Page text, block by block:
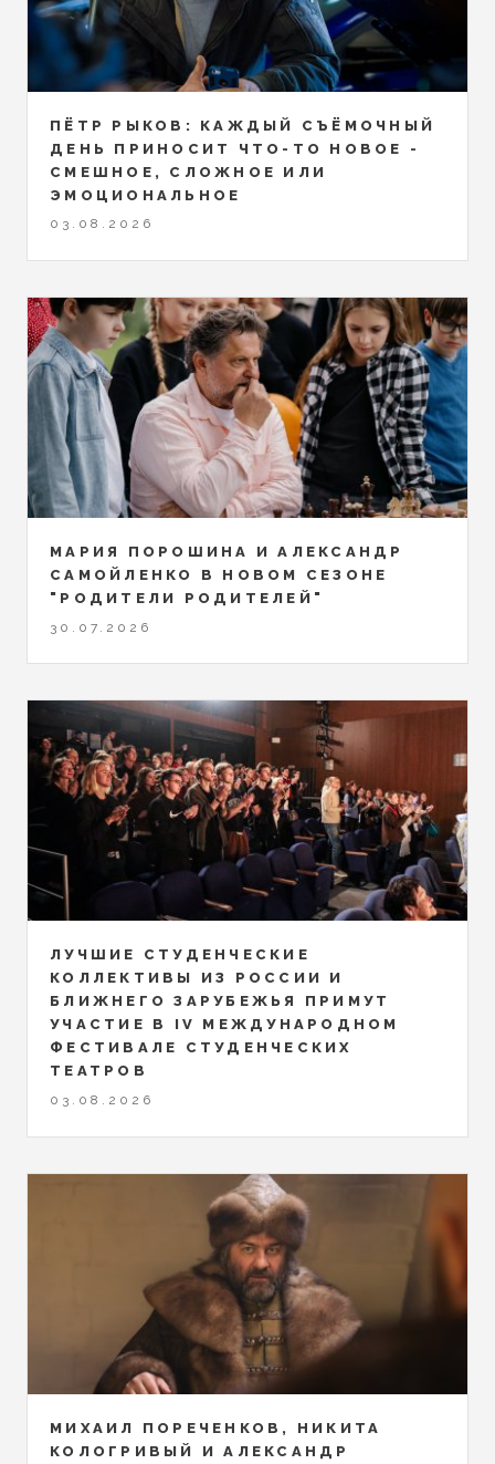
ПЁТР РЫКОВ: КАЖДЫЙ СЪЁМОЧНЫЙ
ДЕНЬ ПРИНОСИТ ЧТО-ТО НОВОЕ -
СМЕШНОЕ, СЛОЖНОЕ ИЛИ
ЭМОЦИОНАЛЬНОЕ
03.08.2026
МАРИЯ ПОРОШИНА И АЛЕКСАНДР
САМОЙЛЕНКО В НОВОМ СЕЗОНЕ
"РОДИТЕЛИ РОДИТЕЛЕЙ"
30.07.2026
ЛУЧШИЕ СТУДЕНЧЕСКИЕ
КОЛЛЕКТИВЫ ИЗ РОССИИ И
БЛИЖНЕГО ЗАРУБЕЖЬЯ ПРИМУТ
УЧАСТИЕ В IV МЕЖДУНАРОДНОМ
ФЕСТИВАЛЕ СТУДЕНЧЕСКИХ
ТЕАТРОВ
03.08.2026
МИХАИЛ ПОРЕЧЕНКОВ, НИКИТА
КОЛОГРИВЫЙ И АЛЕКСАНДР